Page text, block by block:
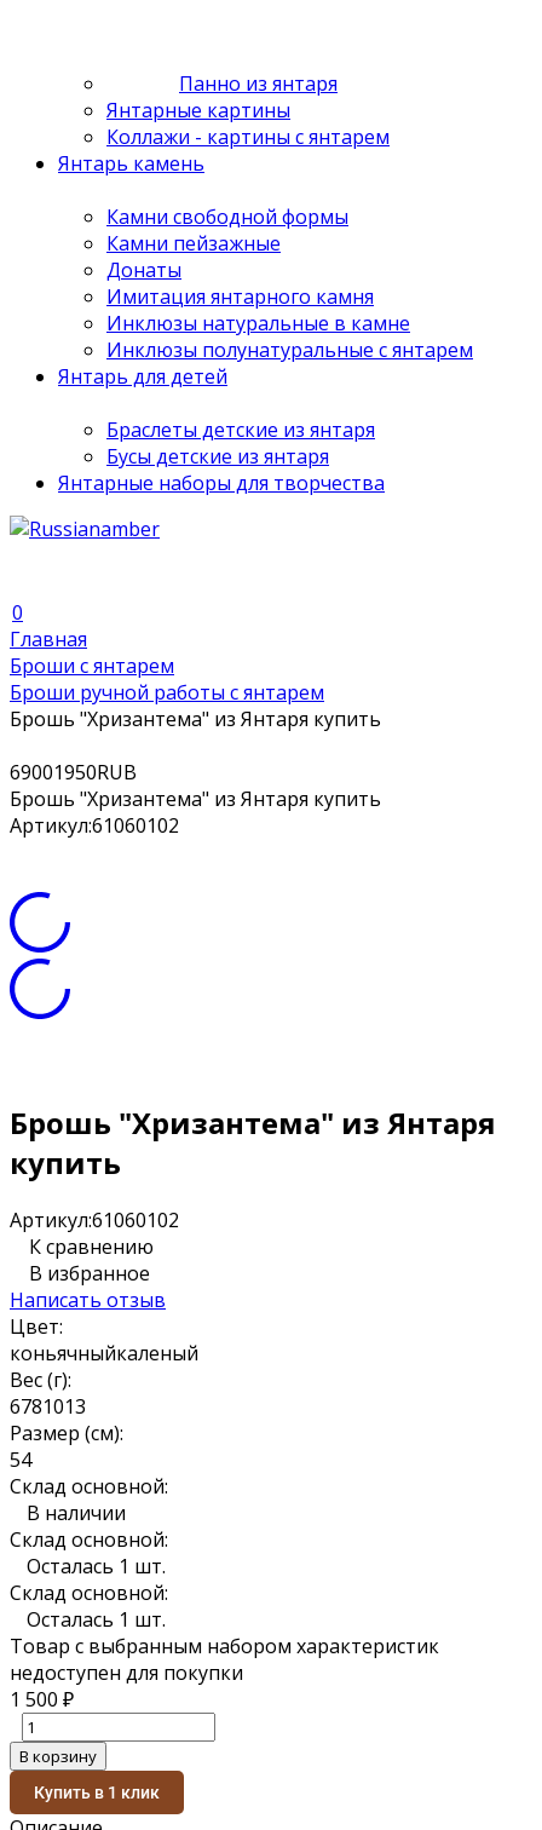
Панно из янтаря
Янтарные картины
Коллажи - картины с янтарем
Янтарь камень
Камни свободной формы
Камни пейзажные
Донаты
Имитация янтарного камня
Инклюзы натуральные в камне
Инклюзы полунатуральные с янтарем
Янтарь для детей
Браслеты детские из янтаря
Бусы детские из янтаря
Янтарные наборы для творчества
0
Главная
Броши с янтарем
Броши ручной работы с янтарем
Брошь "Хризантема" из Янтаря купить
69001950RUB
Брошь "Хризантема" из Янтаря купить
Артикул:61060102
Брошь "Хризантема" из Янтаря
купить
Артикул:61060102
К сравнению
В избранное
Написать отзыв
Цвет:
коньячныйкаленый
Вес (г):
6781013
Размер (см):
54
Склад основной:
В наличии
Склад основной:
Осталась 1 шт.
Склад основной:
Осталась 1 шт.
Товар с выбранным набором характеристик
недоступен для покупки
1 500 ₽
В корзину
Купить в 1 клик